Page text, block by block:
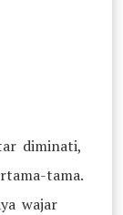
diminati,
tama.
wajar